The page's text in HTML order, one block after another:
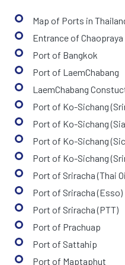
Map of Ports in
Entrance of
Port of Bangkok
Port of LaemChabang
LaemChabang
Port of Ko-Sichang
Port of Ko-Sichang
Port of Ko-Sichang
Port of Ko-Sichang
Port of Sriracha (Thai
Port of Sriracha (Esso)
Port of Sriracha (PTT)
Port of Prachuap
Port of Sattahip
Port of Maptaphut